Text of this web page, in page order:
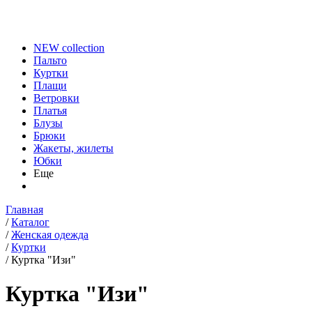
NEW collection
Пальто
Куртки
Плащи
Ветровки
Платья
Блузы
Брюки
Жакеты, жилеты
Юбки
Еще
Главная
/ Каталог
/ Женская одежда
/ Куртки
/ Куртка "Изи"
Куртка "Изи"